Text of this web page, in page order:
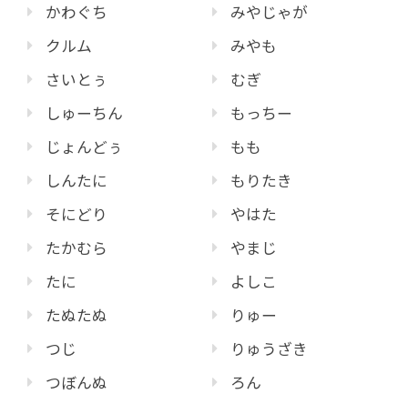
かわぐち
クルム
さいとぅ
しゅーちん
じょんどぅ
しんたに
そにどり
たかむら
たに
たぬたぬ
つじ
つぼんぬ
みやじゃが
みやも
むぎ
もっちー
もも
もりたき
やはた
やまじ
よしこ
りゅー
りゅうざき
ろん